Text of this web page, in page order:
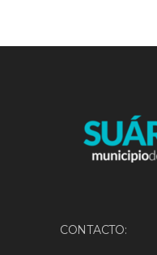
CONTACTO: